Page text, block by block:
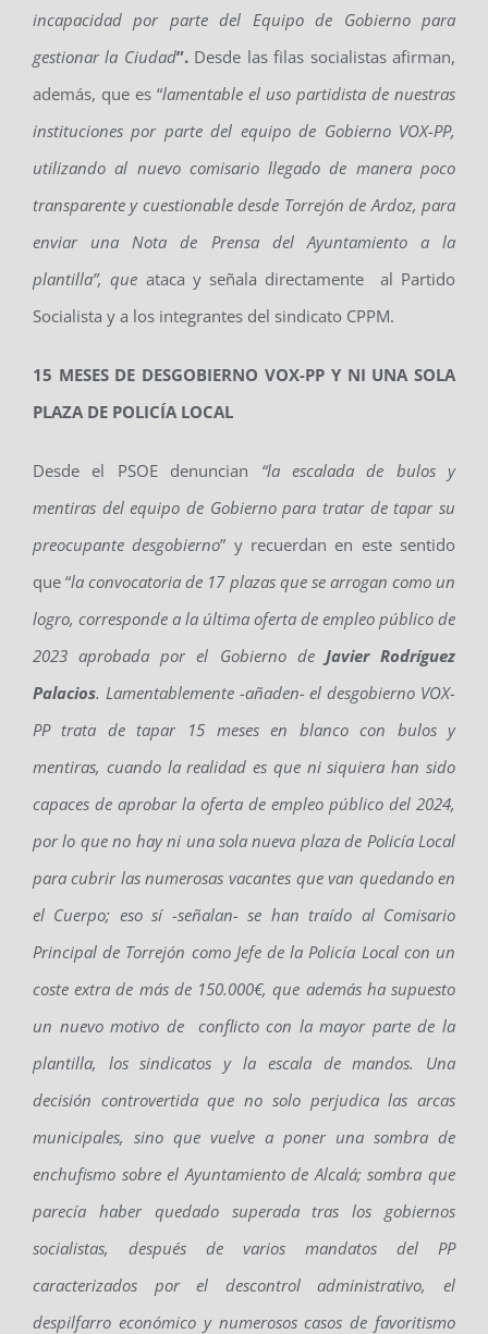
incapacidad por parte del Equipo de Gobierno para
gestionar la Ciudad”. Desde las filas socialistas afirman,
además, que es “lamentable el uso partidista de nuestras
instituciones por parte del equipo de Gobierno VOX-PP,
utilizando al nuevo comisario llegado de manera poco
transparente y cuestionable desde Torrejón de Ardoz, para
enviar una Nota de Prensa del Ayuntamiento a la
plantilla”, que ataca y señala directamente al Partido
Socialista y a los integrantes del sindicato CPPM.
15 MESES DE DESGOBIERNO VOX-PP Y NI UNA SOLA
PLAZA DE POLICÍA LOCAL
Desde el PSOE denuncian “la escalada de bulos y
mentiras del equipo de Gobierno para tratar de tapar su
preocupante desgobierno” y recuerdan en este sentido
que “la convocatoria de 17 plazas que se arrogan como un
logro, corresponde a la última oferta de empleo público de
2023 aprobada por el Gobierno de Javier Rodríguez
Palacios. Lamentablemente -añaden- el desgobierno VOX-
PP trata de tapar 15 meses en blanco con bulos y
mentiras, cuando la realidad es que ni siquiera han sido
capaces de aprobar la oferta de empleo público del 2024,
por lo que no hay ni una sola nueva plaza de Policía Local
para cubrir las numerosas vacantes que van quedando en
el Cuerpo; eso sí -señalan- se han traído al Comisario
Principal de Torrejón como Jefe de la Policía Local con un
coste extra de más de 150.000€, que además ha supuesto
un nuevo motivo de conflicto con la mayor parte de la
plantilla, los sindicatos y la escala de mandos. Una
decisión controvertida que no solo perjudica las arcas
municipales, sino que vuelve a poner una sombra de
enchufismo sobre el Ayuntamiento de Alcalá; sombra que
parecía haber quedado superada tras los gobiernos
socialistas, después de varios mandatos del PP
caracterizados por el descontrol administrativo, el
despilfarro económico y numerosos casos de favoritismo